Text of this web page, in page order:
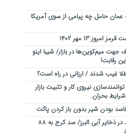
عمان حامل چه پیامی از سوی آمریکا
امروز ۱۳ مهر ۱۴۰۲
میم‌کوین‌ها در بازار/ شیبا اینو
رقابت!
غیب شدند / ارزانی در راه است؟
نیروی کار و تثبیت بازار
بحران
بودن شیر بدون باز کردن پاکت
رکورد جدید در ذخایر آبی البرز/ سد کرج به ۸۸